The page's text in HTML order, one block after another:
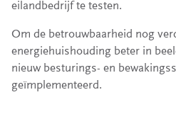
eilandbedrijf te testen.
Om de betrouwbaarheid nog
energiehuishouding beter in
nieuw besturings- en
geïmplementeerd.